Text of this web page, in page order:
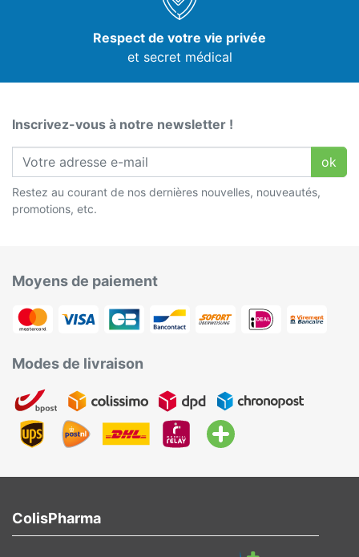
Respect de votre vie privée
et secret médical
Inscrivez-vous à notre newsletter !
ok
Restez au courant de nos dernières nouvelles, nouveautés,
promotions, etc.
Moyens de paiement
Modes de livraison
ColisPharma